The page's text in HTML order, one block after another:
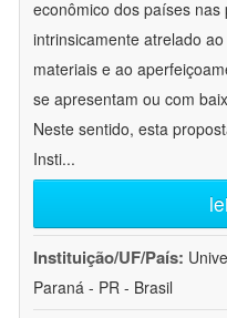
econômico dos países
intrinsicamente atrelado
materiais e ao
se apresentam ou com
Neste sentido, esta
Insti...
Instituição/UF/País:
Paraná - PR - Brasil